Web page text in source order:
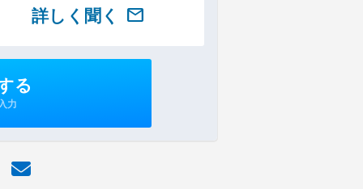
詳しく聞く mail
る
力